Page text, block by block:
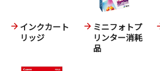
インクカート
リッジ
ミニフォトプ
リンター消耗
品